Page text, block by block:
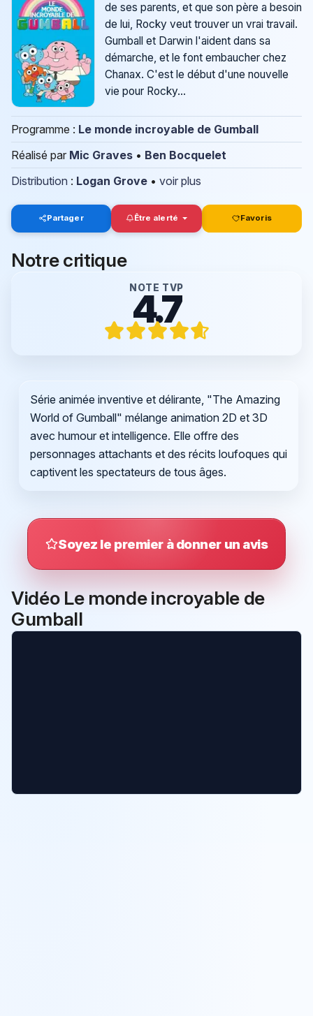
de ses parents, et que son père a besoin
de lui, Rocky veut trouver un vrai travail.
Gumball et Darwin l'aident dans sa
démarche, et le font embaucher chez
Chanax. C'est le début d'une nouvelle
vie pour Rocky...
Programme : Le monde incroyable de Gumball
Réalisé par Mic Graves • Ben Bocquelet
Distribution : Logan Grove • voir plus
Partager Être alerté Favoris
Notre critique
NOTE TVP
4.7
Série animée inventive et délirante, "The Amazing
World of Gumball" mélange animation 2D et 3D
avec humour et intelligence. Elle offre des
personnages attachants et des récits loufoques qui
captivent les spectateurs de tous âges.
Soyez le premier à donner un avis
Vidéo Le monde incroyable de
Gumball